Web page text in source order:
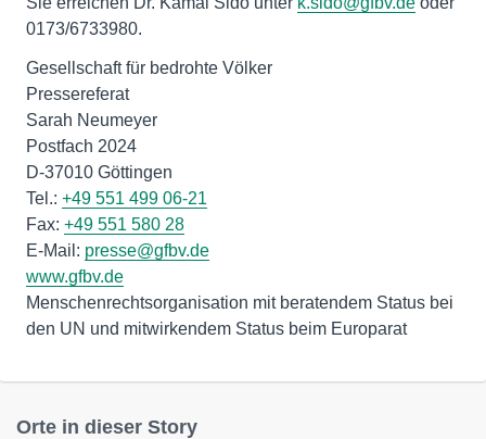
0173/6733980.
Gesellschaft für bedrohte Völker
Pressereferat
Sarah Neumeyer
Postfach 2024
D-37010 Göttingen
Tel.: +49 551 499 06-21
Fax: +49 551 580 28
E-Mail: presse@gfbv.de
www.gfbv.de
Menschenrechtsorganisation mit beratendem Status bei
den UN und mitwirkendem Status beim Europarat
Orte in dieser Story